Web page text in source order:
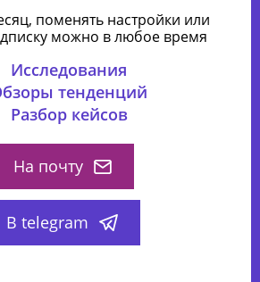
поменять настройки или
можно в любое время
Исследования
тенденций
Разбор кейсов
На почту
В telegram